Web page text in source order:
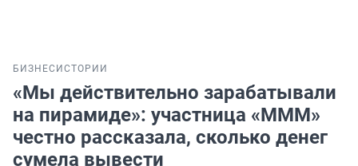
БИЗНЕС ИСТОРИИ
«Мы действительно зарабатывали
на пирамиде»: участница «МММ»
честно рассказала, сколько денег
сумела вывести